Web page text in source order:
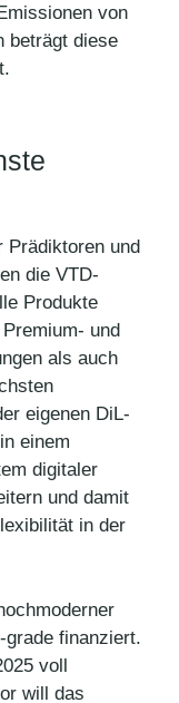
von
beträgt diese
Prädiktoren und
die VTD-
Produkte
und
als auch
eigenen DiL-
einem
digitaler
und damit
in der
finanziert.
voll
will das